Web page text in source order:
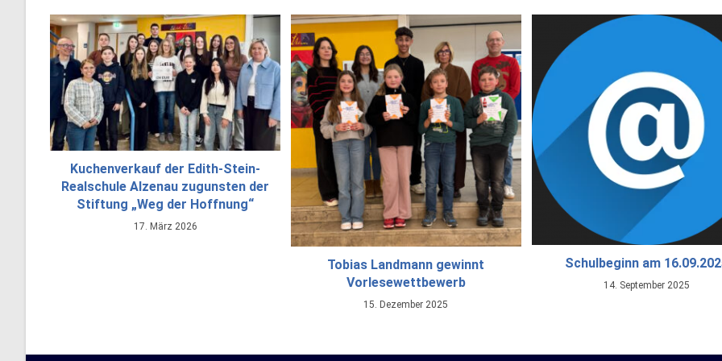
Kuchenverkauf der Edith-Stein-
Realschule Alzenau zugunsten der
Stiftung „Weg der Hoffnung“
17. März 2026
Tobias Landmann gewinnt
Vorlesewettbewerb
15. Dezember 2025
Schulbeginn am
14. September 2025